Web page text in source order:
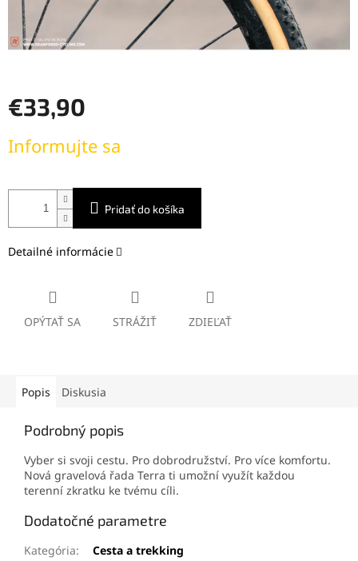
€33,90
cena:
Informujte sa
Pridať do košíka
Detailné informácie
OPÝTAŤ SA STRÁŽIŤ ZDIEĽAŤ
Popis Diskusia
Podrobný popis
Vyber si svoji cestu. Pro dobrodružství. Pro více komfortu.
Nová gravelová řada Terra ti umožní využít každou
terenní zkratku ke tvému cíli.
Dodatočné parametre
Kategória:
Cesta a trekking